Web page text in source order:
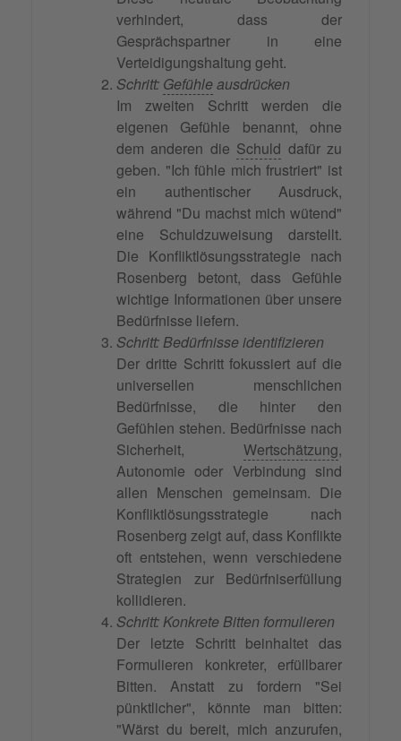
verhindert, dass der
Gesprächspartner in eine
Verteidigungshaltung geht.
Schritt: Gefühleausdrücken
Im zweiten Schritt werden die
eigenen Gefühle benannt, ohne
dem anderen die Schuld dafür zu
geben. "Ich fühle mich frustriert" ist
ein authentischer Ausdruck,
während "Du machst mich wütend"
eine Schuldzuweisung darstellt.
Die Konfliktlösungsstrategie nach
Rosenberg betont, dass Gefühle
wichtige Informationen über unsere
Bedürfnisse liefern.
Schritt: Bedürfnisse identifizieren
Der dritte Schritt fokussiert auf die
universellen menschlichen
Bedürfnisse, die hinter den
Gefühlen stehen. Bedürfnisse nach
Sicherheit, Wertschätzung,
Autonomie oder Verbindung sind
allen Menschen gemeinsam. Die
Konfliktlösungsstrategie nach
Rosenberg zeigt auf, dass Konflikte
oft entstehen, wenn verschiedene
Strategien zur Bedürfniserfüllung
kollidieren.
Schritt: Konkrete Bitten formulieren
Der letzte Schritt beinhaltet das
Formulieren konkreter, erfüllbarer
Bitten. Anstatt zu fordern "Sei
pünktlicher", könnte man bitten:
"Wärst du bereit, mich anzurufen,